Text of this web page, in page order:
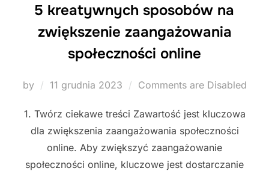
5 kreatywnych sposobów na
zwiększenie zaangażowania
społeczności online
by
Posted
11 grudnia 2023 Comments are Disabled
1. Twórz ciekawe treści Zawartość jest kluczowa
dla zwiększenia zaangażowania społeczności
online. Aby zwiększyć zaangażowanie
społeczności online, kluczowe jest dostarczanie